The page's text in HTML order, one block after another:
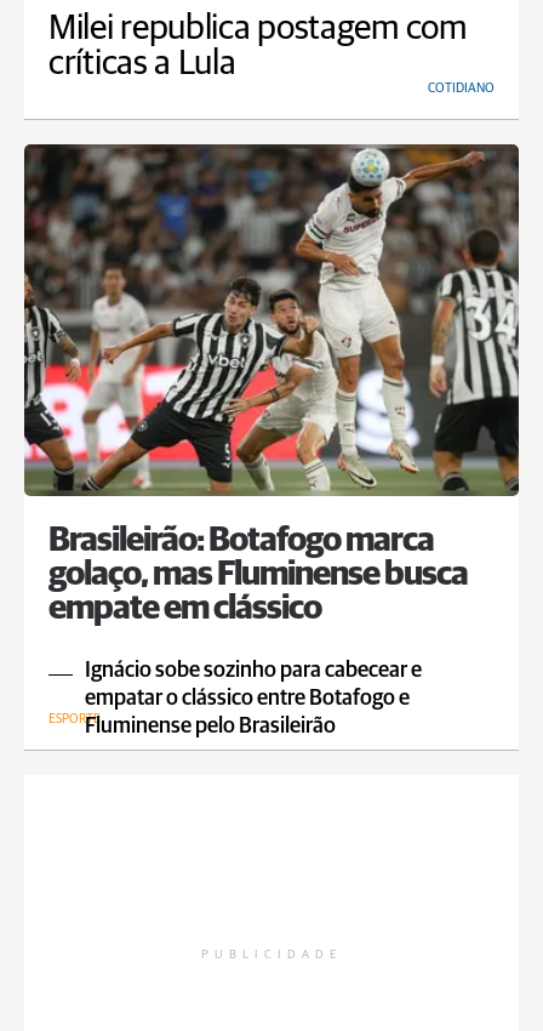
Milei republica postagem com
críticas a Lula
COTIDIANO
Brasileirão: Botafogo marca
golaço, mas Fluminense busca
empate em clássico
Ignácio sobe sozinho para cabecear e
empatar o clássico entre Botafogo e
Fluminense pelo Brasileirão
ESPORTE
PUBLICIDADE